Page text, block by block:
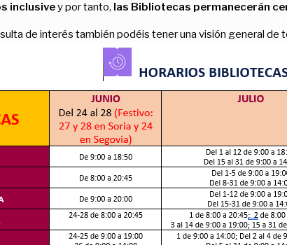
inclusivey por tanto, las Bibliotecas permanecerán
de interés también podéis tener una visión general